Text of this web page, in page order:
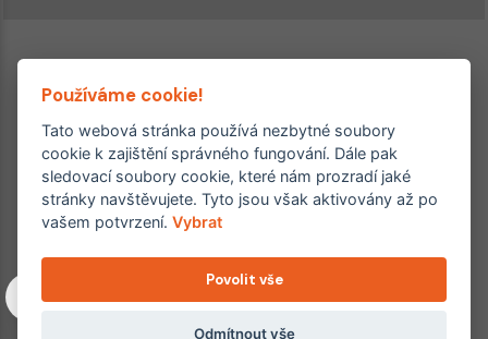
Ordinace roku
Rehabilitační ordinace
2. místo – 2017/2019
Copyright © 2011–2026 FYZIOklinika s.r.o.
Machkova 1642/2, Praha 4, Jižní Město – Chodov
Všechna práva vyhrazena. Jakékoliv užití obsahu či jeho částí
Používáme cookie!
Tato webová stránka používá nezbytné soubory
cookie k zajištění správného fungování. Dále pak
sledovací soubory cookie, které nám prozradí jaké
stránky navštěvujete. Tyto jsou však aktivovány až po
vašem potvrzení.Vybrat
Povolit vše
Odmítnout vše